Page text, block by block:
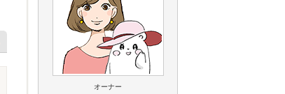
オーナー